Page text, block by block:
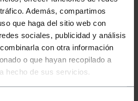
Además, compartimos
que haga del sitio web con
sociales, publicidad y análisis
con otra información
o que hayan recopilado a
hecho de sus servicios.
G45 esférica y con rosca E27.
un muy bajo consumo y una
Ideal para utilizar con
(referencia #NT4x).
tipo G45 esférica con rosca E27